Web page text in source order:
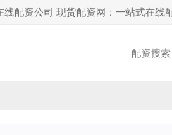
线配资公司 现货配资网：一站式在线